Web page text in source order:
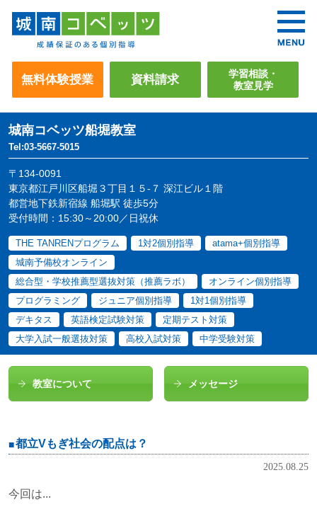
無料体験授業 資料請求
学習相談・
教室見学
城南コベッツ船堀教室
Tel:03-5667-5015
〒134-0091
東京都江戸川区船堀３丁目１５-７ 深江ビル１階
都営地下鉄新宿線 船堀駅 徒歩5分
受付時間：15:30～20:00／日祝休
THE TANRENプログラム 1対2個別指導
atama+個別指導
城南予備校オンライン
総合型・学校推薦型選抜対策（推薦ラボ）
オンライン個別指導
プログラミング
ジュニア個別指導
1対1個別指導
デキタス
英語検定試験対策
定期テスト対策
大学入試一般選抜対策
高校入試対策 中学受験対策
教室について メッセージ
都立Vもぎ社会の配点は？
2025.08.25
今回は...